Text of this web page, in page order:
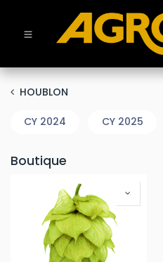
HOUBLON
CY 2024 CY 2025
Boutique